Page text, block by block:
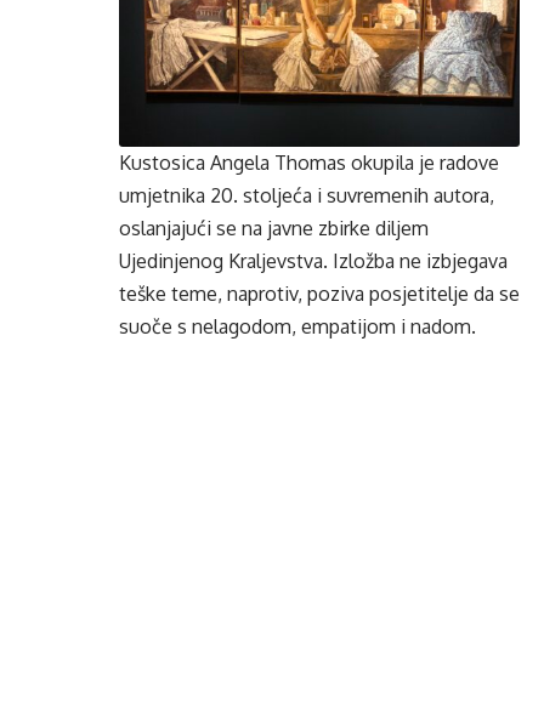
Kustosica Angela Thomas okupila je radove
umjetnika 20. stoljeća i suvremenih autora,
oslanjajući se na javne zbirke diljem
Ujedinjenog Kraljevstva. Izložba ne izbjegava
teške teme, naprotiv, poziva posjetitelje da se
suoče s nelagodom, empatijom i nadom.